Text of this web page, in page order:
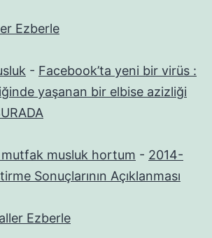
Ezberle
- Facebook’ta yeni bir virüs :
yaşanan bir elbise azizliği
musluk hortum - 2014-
Sonuçlarının Açıklanması
Ezberle